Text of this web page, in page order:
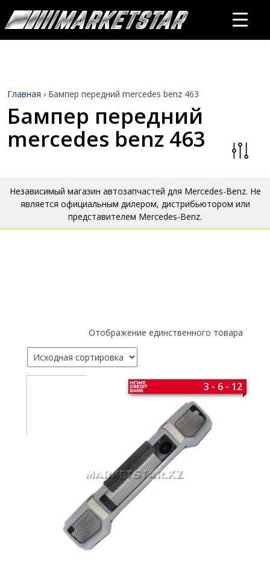
Главная › Бампер передний mercedes benz 463
Бампер передний
mercedes benz 463
Независимый магазин автозапчастей для Mercedes-Benz. Не
является официальным дилером, дистрибьютором или
представителем Mercedes-Benz.
Отображение единственного товара
3 - 6 - 12